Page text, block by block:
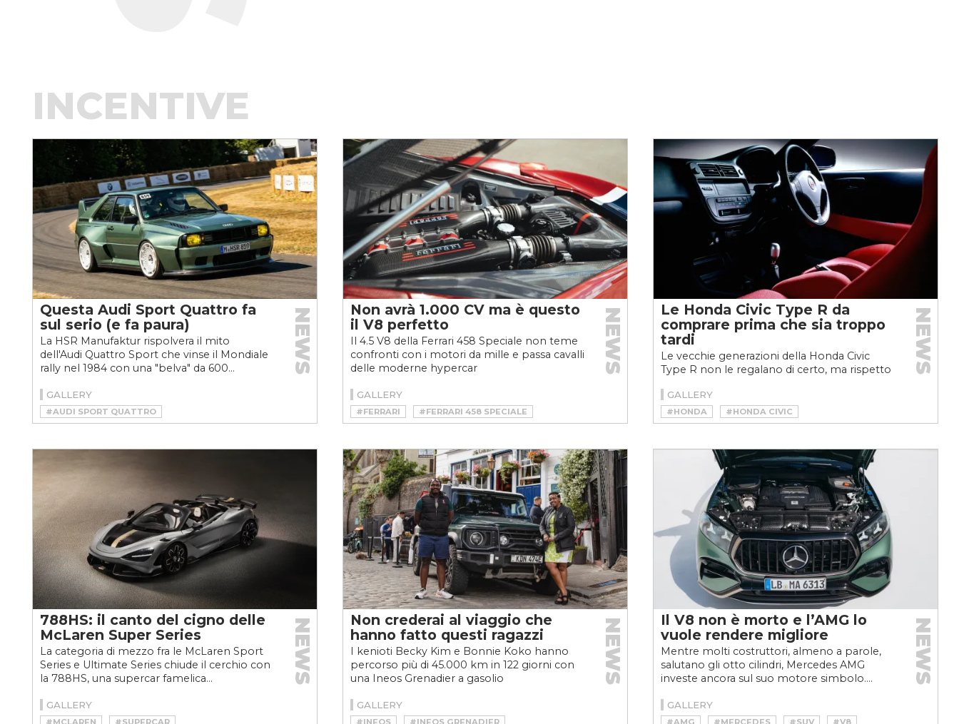
INCENTIVE
Questa Audi Sport Quattro fa
sul serio (e fa paura)
La HSR Manufaktur rispolvera il mito
dell'Audi Quattro Sport che vinse il Mondiale
rally nel 1984 con una "belva" da 600...
NEWS
GALLERY
#AUDI SPORT QUATTRO
#HSR MANUFAKTUR
#RESTOMOD
Non avrà 1.000 CV ma è questo
il V8 perfetto
Il 4.5 V8 della Ferrari 458 Speciale non teme
confronti con i motori da mille e passa cavalli
delle moderne hypercar
NEWS
GALLERY
#FERRARI #FERRARI 458 SPECIALE
Le Honda Civic Type R da
comprare prima che sia troppo
tardi
Le vecchie generazioni della Honda Civic
Type R non le regalano di certo, ma rispetto
NEWS
GALLERY
#HONDA
#HONDA CIVIC
#HONDA CIVIC TYPE R
788HS: il canto del cigno delle
McLaren Super Series
La categoria di mezzo fra le McLaren Sport
Series e Ultimate Series chiude il cerchio con
la 788HS, una supercar famelica...
NEWS
GALLERY
#MCLAREN #SUPERCAR
Non crederai al viaggio che
hanno fatto questi ragazzi
I kenioti Becky Kim e Bonnie Koko hanno
percorso più di 45.000 km in 122 giorni con
una Ineos Grenadier a gasolio
NEWS
GALLERY
#INEOS #INEOS GRENADIER
Il V8 non è morto e l’AMG lo
vuole rendere migliore
Mentre molti costruttori, almeno a parole,
salutano gli otto cilindri, Mercedes AMG
investe ancora sul suo motore simbolo....
NEWS
GALLERY
#AMG #MERCEDES #SUV #V8